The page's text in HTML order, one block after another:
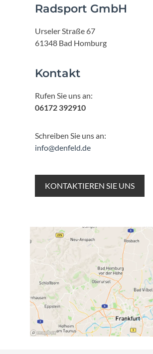
Radsport GmbH
Urseler Straße 67
61348 Bad Homburg
Kontakt
Rufen Sie uns an:
06172 392910
Schreiben Sie uns an:
info@denfeld.de
KONTAKTIEREN SIE UNS